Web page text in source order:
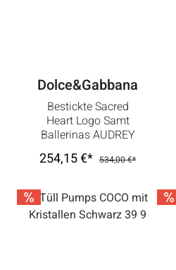
Dolce&Gabbana
Bestickte Sacred
Heart Logo Samt
Ballerinas AUDREY
Khaki Grün Rot
254,15 €* 534,00 €*